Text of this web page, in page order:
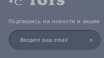
Подпишись на новости и акции
>